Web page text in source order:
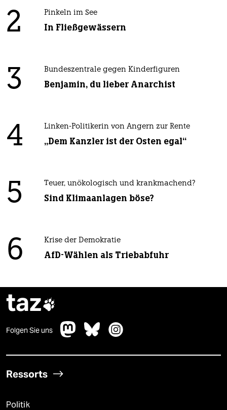
2 Pinkeln im See
In Fließgewässern
3 Bundeszentrale gegen Kinderfiguren
Benjamin, du lieber Anarchist
4 Linken-Politikerin von Angern zur Rente
„Dem Kanzler ist der Osten egal“
5 Teuer, unökologisch und krankmachend?
Sind Klimaanlagen böse?
6 Krise der Demokratie
AfD-Wählen als Triebabfuhr
taz
Folgen Sie uns
Ressorts
Politik